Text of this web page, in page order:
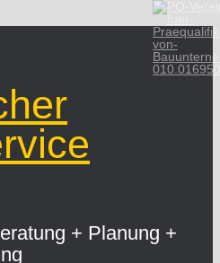
010.016950
+ Planung +